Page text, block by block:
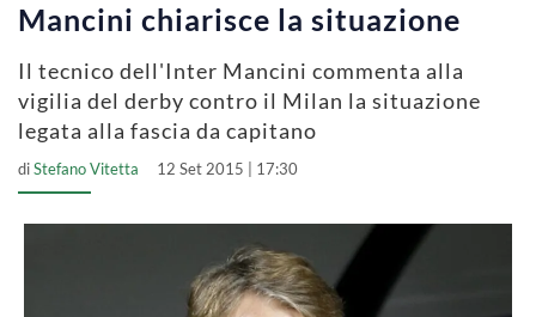
Mancini chiarisce la situazione
Il tecnico dell'Inter Mancini commenta alla
vigilia del derby contro il Milan la situazione
legata alla fascia da capitano
diStefano Vitetta 12 Set 2015 | 17:30